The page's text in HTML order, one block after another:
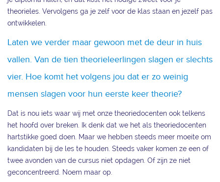
theorieles. Vervolgens ga je zelf voor de klas staan en jezelf pas
ontwikkelen.
Laten we verder maar gewoon met de deur in huis
vallen. Van de tien theorieleerlingen slagen er slechts
vier. Hoe komt het volgens jou dat er zo weinig
mensen slagen voor hun eerste keer theorie?
Dat is nou iets waar wij met onze theoriedocenten ook telkens
het hoofd over breken. Ik denk dat we het als theoriedocenten
hartstikke goed doen. Maar we hebben steeds meer moeite om
kandidaten bij de les te houden. Steeds vaker komen ze een of
twee avonden van de cursus niet opdagen. Of zijn ze niet
geconcentreerd. Noem maar op.